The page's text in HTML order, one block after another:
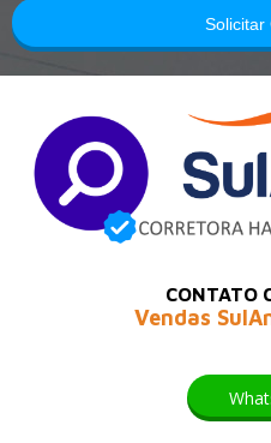
Solicitar
CONTATO
Vendas